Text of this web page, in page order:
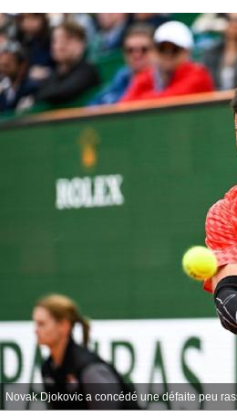
Novak Djokovic a concédé une défaite peu